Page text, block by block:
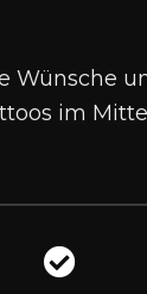
Wünsche
im